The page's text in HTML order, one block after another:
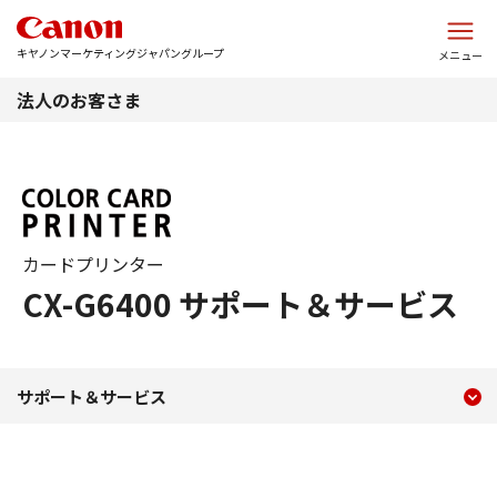
キヤノンマーケティングジャパングループ メニュー
法人のお客さま
CX-G6400 サポート＆サービス
カードプリンター
サポート＆サービス CX-
サポート＆サービス